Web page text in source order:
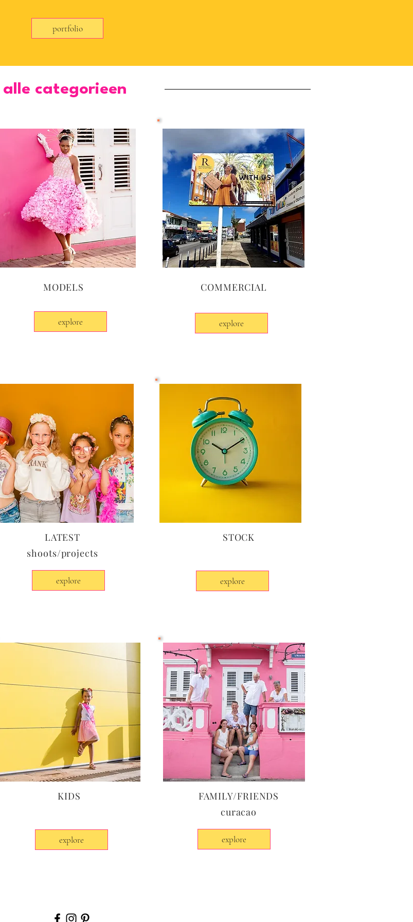
portfolio
alle categorieen
MODELS
explore
COMMERCIAL
explore
LATEST
shoots/projects
explore
STOCK
explore
KIDS
explore
FAMILY/FRIENDS
curacao
explore